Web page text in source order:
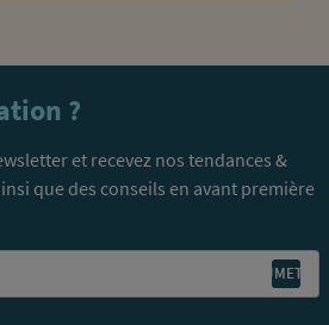
?
et recevez nos tendances &
que des conseils en avant première